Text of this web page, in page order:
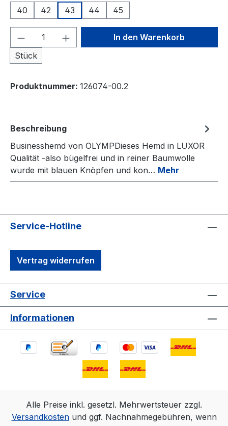
40
42 43 44 45
Produkt Anzahl: Gib den
Stück
In den Warenkorb
Produktnummer: 126074-00.2
Beschreibung
Businesshemd von OLYMPDieses Hemd in LUXOR
Qualität -also bügelfrei und in reiner Baumwolle
wurde mit blauen Knöpfen und kon… Mehr
Service-Hotline
Vertrag widerrufen
Service
Informationen
Alle Preise inkl. gesetzl. Mehrwertsteuer zzgl.
Versandkostenund ggf. Nachnahmegebühren, wenn